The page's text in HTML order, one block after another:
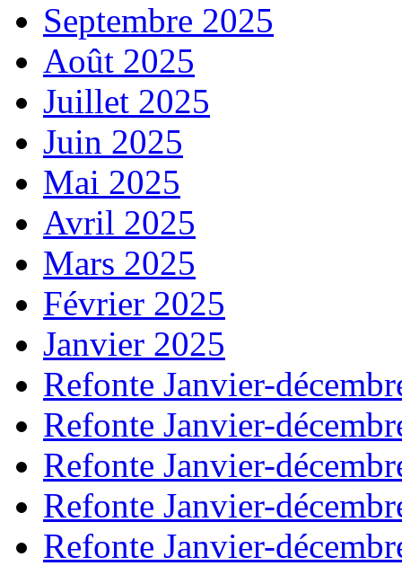
Septembre 2025
Août 2025
Juillet 2025
Juin 2025
Mai 2025
Avril 2025
Mars 2025
Février 2025
Janvier 2025
Refonte Janvier-
Refonte Janvier-
Refonte Janvier-
Refonte Janvier-
Refonte Janvier-